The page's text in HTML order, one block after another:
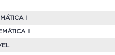
I
II